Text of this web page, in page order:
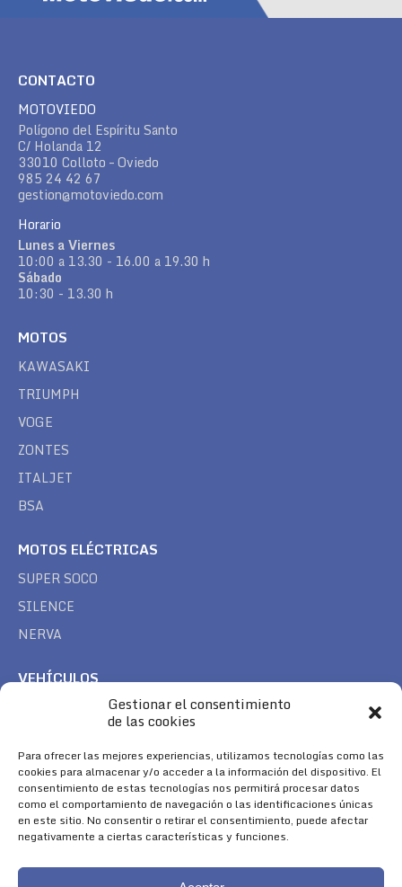
Gestionar el consentimiento
de las cookies
Para ofrecer las mejores experiencias, utilizamos tecnologías como las
cookies para almacenar y/o acceder a la información del dispositivo. El
consentimiento de estas tecnologías nos permitirá procesar datos
como el comportamiento de navegación o las identificaciones únicas
en este sitio. No consentir o retirar el consentimiento, puede afectar
negativamente a ciertas características y funciones.
CONTACTO
MOTOVIEDO
Polígono del Espíritu Santo
C/ Holanda 12
33010 Colloto – Oviedo
985 24 42 67
gestion@motoviedo.com
Horario
Lunes a Viernes
10:00 a 13.30 - 16.00 a 19.30 h
Sábado
10:30 - 13.30 h
MOTOS
KAWASAKI
TRIUMPH
VOGE
ZONTES
ITALJET
BSA
MOTOS ELÉCTRICAS
SUPER SOCO
SILENCE
NERVA
VEHÍCULOS
TREK
SÍGUENOS
Encuéntranos en:
Facebook
page
YouTube
page
Instagram
page